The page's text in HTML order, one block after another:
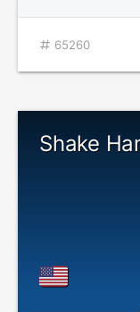
65260
Shake